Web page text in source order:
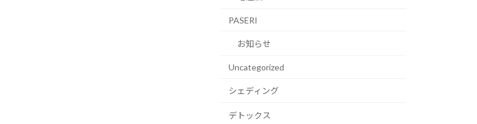
PASERI
お知らせ
Uncategorized
シェディング
デトックス